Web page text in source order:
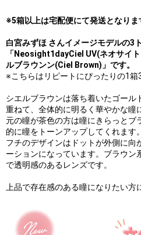
※5箱以上は宅配便にて発送となりま
⽩宮みずほ さんイメージモデルの3
「Neosight1dayCiel UV(ネオサイ
ルブラウンン(Ciel Brown)」です。
※こちらはリピートにぴったりの1箱
シエルブラウンは落ち着いたゴール
重ねて、全体的に明るく華やかな瞳
元の瞳が茶色の方は瞳にきらっとブ
的に瞳をトーンアップしてくれます。
フチのデザインはドットが外側に向
ーションになっています。ブラウン
で透明感のあるレンズです。
上品で存在感のある瞳になりたい方